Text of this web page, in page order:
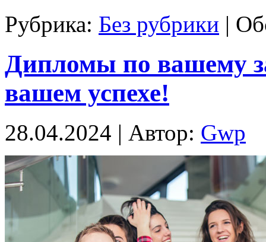
Рубрика: Без рубрики |
Дипломы по вашему
вашем успехе!
28.04.2024 | Автор: Gwp